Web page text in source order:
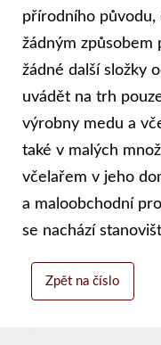
přírodního
žádným způsobem
žádné další složky
uvádět na trh
výrobny medu a
také v malých
včelařem v jeho
a maloobchodní
se nachází
Zpět na číslo